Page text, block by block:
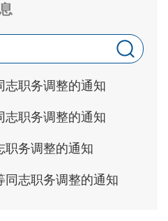
志职务调整的通知
志职务调整的通知
职务调整的通知
同志职务调整的通知